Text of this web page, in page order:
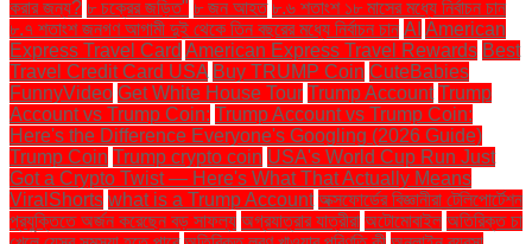
করার জন্য? ৮ চক্রের জড়িত" ৮ জন আহত ৮.৬ শতাংশ ১৮ মাসের মধ্যে নির্বাচন চান
৮.৭ শতাংশ জনগণ আগামী দুই থেকে তিন বছরের মধ্যে নির্বাচন চান AI American
Express Travel Card American Express Travel Rewards Best
Travel Credit Card USA Buy TRUMP Coin CuteBabies
FunnyVideo Get White House Tour Trump Account Trump
Account vs Trump Coin: Trump Account vs Trump Coin:
Here's the Difference Everyone's Googling (2026 Guide)
Trump Coin Trump crypto coin USA's World Cup Run Just
Got a Crypto Twist — Here's What That Actually Means
ViralShorts what is a Trump Account অক্সফোর্ডের বিজ্ঞানীরা টেলিপোর্টেশন
প্রযুক্তিতে অর্জন করেছেন বড় সাফল্য অগ্রযাত্রার যাত্রীরা অটোমোবাইল অতিরিক্ত চা